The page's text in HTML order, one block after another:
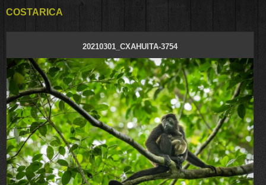
COSTARICA
20210301_CXAHUITA-3754